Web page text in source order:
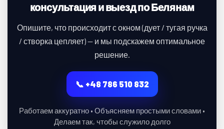
консультация и выезд по Белянам
Опишите, что происходит с окном (дует / тугая ручка
/ створка цепляет) — и мы подскажем оптимальное
решение.
📞 +48 786 510 832
Работаем аккуратно • Объясняем простыми словами •
Делаем так, чтобы служило долго